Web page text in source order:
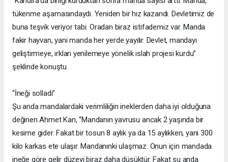
tükenme aşamasındaydı. Yeniden bir hız kazandı. Devletimiz de
buna teşvik veriyor tabi. Oradan biraz istifademiz var. Manda
fakir hayvan, yani manda her yerde yayılır. Devlet, mandayı
geliştirmeye, ırkları yenilemeye yönelik ıslah projesi kurdu”
şeklinde konuştu.
“İneği solladı”
Şu anda mandalardaki verimliliğin ineklerden daha iyi olduğuna
değinen Ahmet Kan, “Mandanın yavrusu ancak 2 yaşında bir
kesime gider. Fakat bir tosun 8 aylık ya da 15 aylıkken, yani 300
kilo karkas ete ulaşır. Mandanınki ulaşmaz. Onun için mandada
ineğe göre gelir düzeyi biraz daha düşüktür. Fakat şu anda